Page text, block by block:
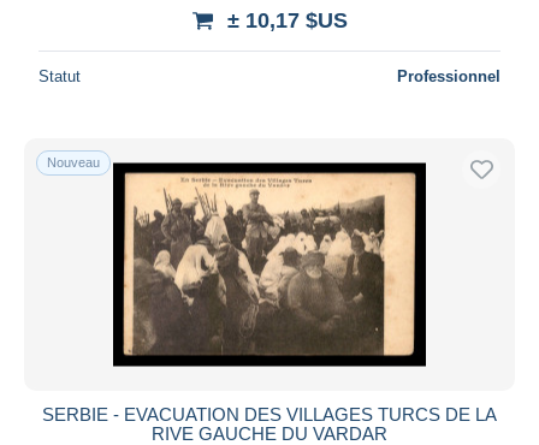
± 10,17 $US
Statut Professionnel
Nouveau
SERBIE - EVACUATION DES VILLAGES TURCS DE LA
RIVE GAUCHE DU VARDAR